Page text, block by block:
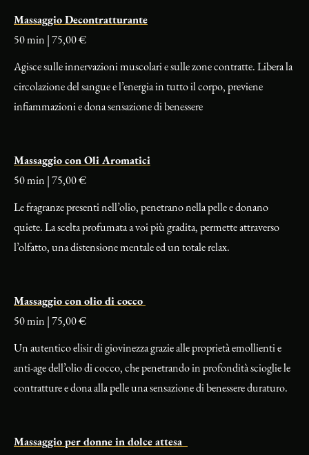
Massaggio Decontratturante
50 min | 75,00 €
Agisce sulle innervazioni muscolari e sulle zone contratte. Libera la
circolazione del sangue e l’energia in tutto il corpo, previene
infiammazioni e dona sensazione di benessere
Massaggio con Oli Aromatici
50 min | 75,00 €
Le fragranze presenti nell’olio, penetrano nella pelle e donano
quiete. La scelta profumata a voi più gradita, permette attraverso
l’olfatto, una distensione mentale ed un totale relax.
Massaggio con olio di cocco
50 min | 75,00 €
Un autentico elisir di giovinezza grazie alle proprietà emollienti e
anti-age dell’olio di cocco, che penetrando in profondità scioglie le
contratture e dona alla pelle una sensazione di benessere duraturo.
Massaggio per donne in dolce attesa